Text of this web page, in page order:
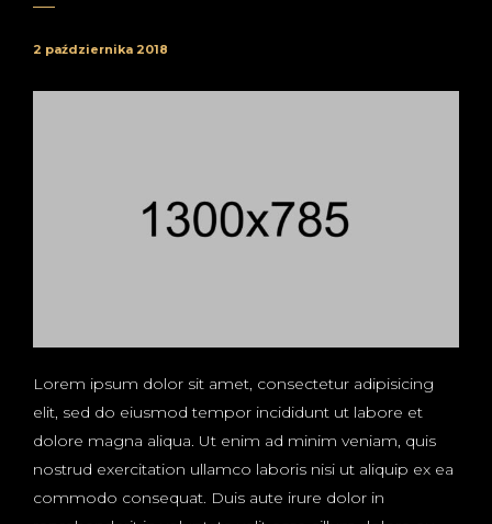
2 października 2018
Lorem ipsum dolor sit amet, consectetur adipisicing
elit, sed do eiusmod tempor incididunt ut labore et
dolore magna aliqua. Ut enim ad minim veniam, quis
nostrud exercitation ullamco laboris nisi ut aliquip ex ea
commodo consequat. Duis aute irure dolor in